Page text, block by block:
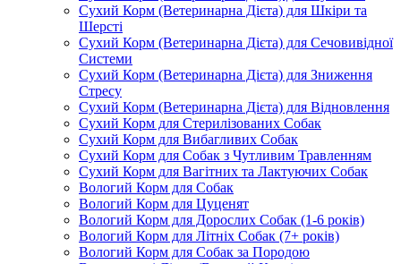
Сухий Корм (Ветеринарна Дієта) для Шкіри та
Шерсті
Сухий Корм (Ветеринарна Дієта) для Сечовивідної
Системи
Сухий Корм (Ветеринарна Дієта) для Зниження
Стресу
Сухий Корм (Ветеринарна Дієта) для Відновлення
Сухий Корм для Стерилізованих Собак
Сухий Корм для Вибагливих Собак
Сухий Корм для Собак з Чутливим Травленням
Сухий Корм для Вагітних та Лактуючих Собак
Вологий Корм для Собак
Вологий Корм для Цуценят
Вологий Корм для Дорослих Собак (1-6 років)
Вологий Корм для Літніх Собак (7+ років)
Вологий Корм для Собак за Породою